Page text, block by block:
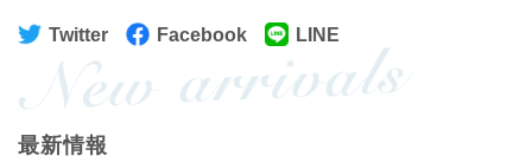
Twitter Facebook LINE
最新情報